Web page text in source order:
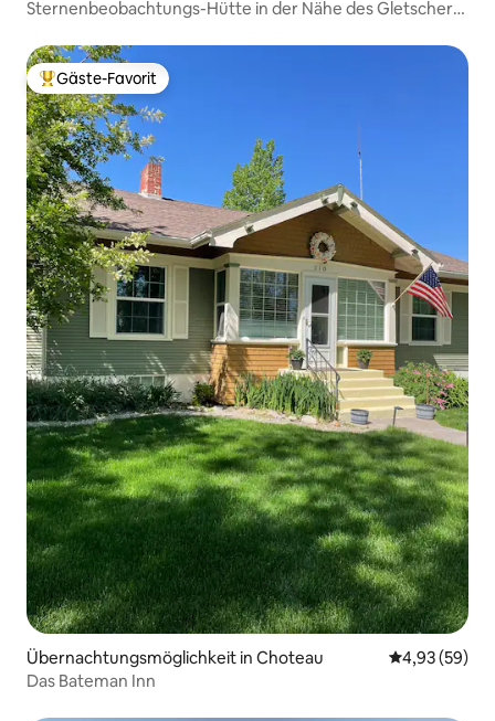
Sternenbeobachtungs-Hütte in der Nähe des Gletschers
Beliebter Gäste-Favorit.
Gäste-Favorit
Übernachtungsmöglichkeit in Choteau
4,93 (59)
Das Bateman Inn